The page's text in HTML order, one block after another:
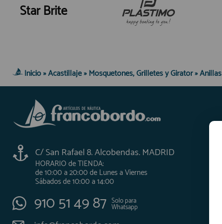
Star Brite
Inicio»Acastillaje» Mosquetones, Grilletes y Girator»Anillas
C/ San Rafael 8. Alcobendas. MADRID
HORARIO de TIENDA:
de 10:00 a 20:00 de Lunes a Viernes
Sábados de 10:00 a 14:00
910 51 49 87 Solo para
Whatsapp